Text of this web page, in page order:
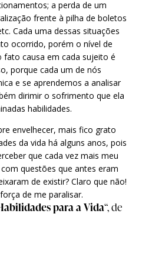
a perda de um
frente à pilha de boletos
Cada uma dessas situações
ocorrido, porém o nível de
causa em cada sujeito é
porque cada um de nós
e se aprendemos a analisar
dirimir o sofrimento que ela
habilidades.
envelhecer, mais fico grato
da vida há alguns anos, pois
que cada vez mais meu
questões que antes eram
de existir? Claro que não!
de me paralisar.
para a Vida“, de